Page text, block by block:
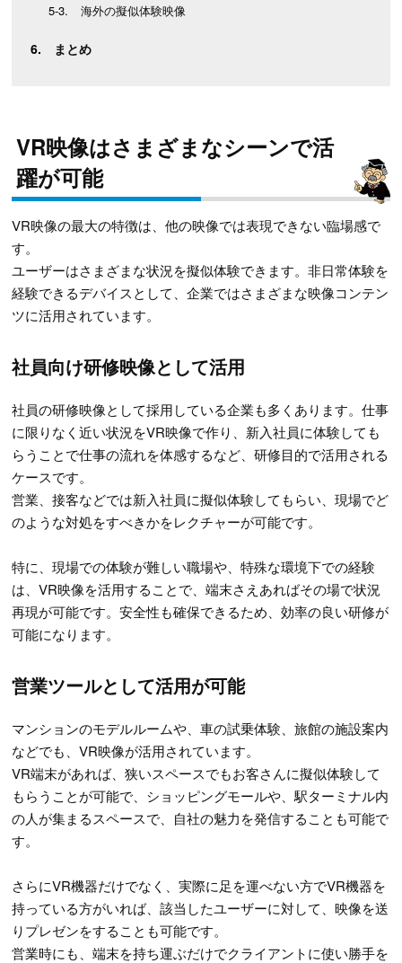
海外の擬似体験映像
まとめ
VR映像はさまざまなシーンで活
躍が可能
VR映像の最大の特徴は、他の映像では表現できない臨場感で
す。
ユーザーはさまざまな状況を擬似体験できます。非日常体験を
経験できるデバイスとして、企業ではさまざまな映像コンテン
ツに活用されています。
社員向け研修映像として活用
社員の研修映像として採用している企業も多くあります。仕事
に限りなく近い状況をVR映像で作り、新入社員に体験しても
らうことで仕事の流れを体感するなど、研修目的で活用される
ケースです。
営業、接客などでは新入社員に擬似体験してもらい、現場でど
のような対処をすべきかをレクチャーが可能です。
特に、現場での体験が難しい職場や、特殊な環境下での経験
は、VR映像を活用することで、端末さえあればその場で状況
再現が可能です。安全性も確保できるため、効率の良い研修が
可能になります。
営業ツールとして活用が可能
マンションのモデルルームや、車の試乗体験、旅館の施設案内
などでも、VR映像が活用されています。
VR端末があれば、狭いスペースでもお客さんに擬似体験して
もらうことが可能で、ショッピングモールや、駅ターミナル内
の人が集まるスペースで、自社の魅力を発信することも可能で
す。
さらにVR機器だけでなく、実際に足を運べない方でVR機器を
持っている方がいれば、該当したユーザーに対して、映像を送
りプレゼンをすることも可能です。
営業時にも、端末を持ち運ぶだけでクライアントに使い勝手を